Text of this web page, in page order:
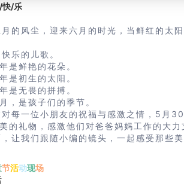
快/乐
的风尘，迎来六月的时光，当鲜红的太
乐的儿歌。
是鲜艳的花朵。
是初生的太阳。
是无畏的拼搏。
，是孩子们的季节。
对每一位小朋友的祝福与感激之情，5月
的礼物，感激他们对爸爸妈妈工作的大力
让我们跟随小编的镜头，一起感受那些
节活动现场